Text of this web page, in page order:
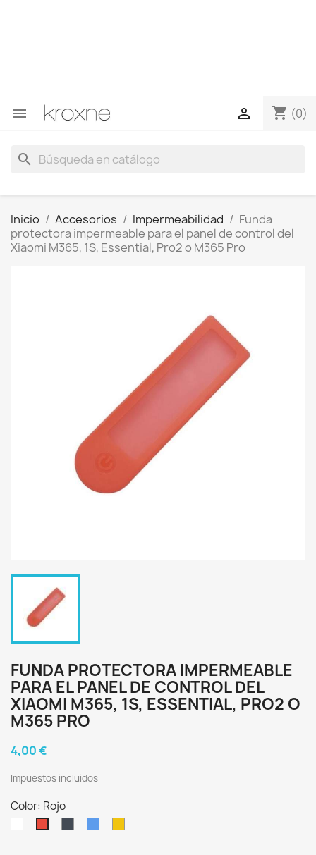
 shopping_cart (0)

search
Inicio Accesorios Impermeabilidad
Funda
protectora impermeable para el panel de control del
Xiaomi M365, 1S, Essential, Pro2 o M365 Pro
FUNDA PROTECTORA IMPERMEABLE
PARA EL PANEL DE CONTROL DEL
XIAOMI M365, 1S, ESSENTIAL, PRO2 O
M365 PRO
4,00 €
Impuestos incluidos
Color: Rojo